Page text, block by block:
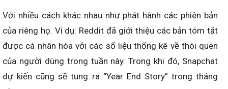
Với nhiều cách khác nhau như phát hành các phiên bản
của riêng họ. Ví dụ: Reddit đã giới thiệu các bản tóm tắt
được cá nhân hóa với các số liệu thống kê về thói quen
của người dùng trong tuần này. Trong khi đó, Snapchat
dự kiến ​​cũng sẽ tung ra “Year End Story” trong tháng